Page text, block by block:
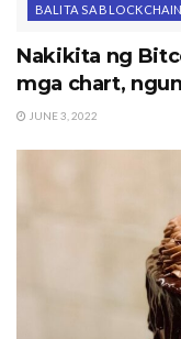
BALITA SA BLOCKCHAIN
Nakikita ng
mga chart,
JUNE 3, 2022